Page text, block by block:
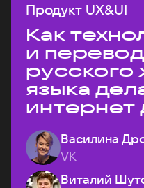
Продукт UX&UI
Как
и
русского
языка
интернет
Василина
VK
Виталий